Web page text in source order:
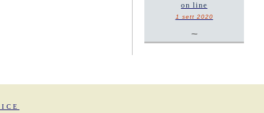
on line
1 sett 2020
~